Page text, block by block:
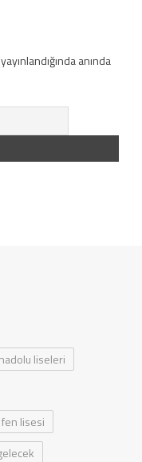
anında
liseleri
fen lisesi